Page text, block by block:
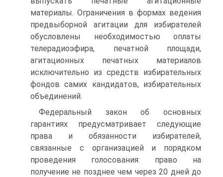
материалы. Ограничения в формах ведения
предвыборной агитации для избирателей
обусловлены необходимостью оплаты
телерадиоэфира, печатной площади,
агитационных печатных материалов
исключительно из средств избирательных
фондов самих кандидатов, избирательных
объединений.
Федеральный закон об основных
гарантиях предусматривает следующие
права и обязанности избирателей,
связанные с организацией и порядком
проведения голосования: право на
получение не позднее чем через 20 дней до